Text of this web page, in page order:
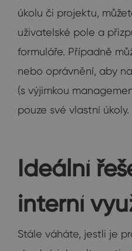
úkolu či projektu,
uživatelské pole a
formuláře. Případně
nebo oprávnění, aby
(s výjimkou
pouze své vlastní úkoly.
Ideální
interní
Stále váháte, jestli je